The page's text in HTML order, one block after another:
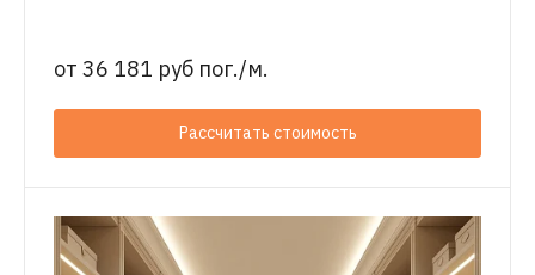
от 36 181 руб пог./м.
Рассчитать стоимость